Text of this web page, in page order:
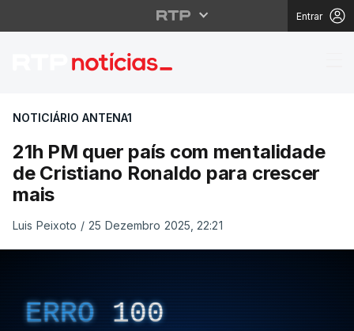
Entrar
21h PM quer país
NOTICIÁRIO ANTENA1
21h PM quer país com mentalidade
de Cristiano Ronaldo para crescer
mais
Luis Peixoto / 25 Dezembro 2025, 22:21
ERRO 100